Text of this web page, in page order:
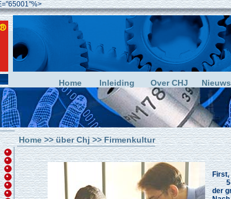
Home Inleiding Over CHJ Nieuws
Home>> über Chj >> Firmenkultur
First,
5-10
der